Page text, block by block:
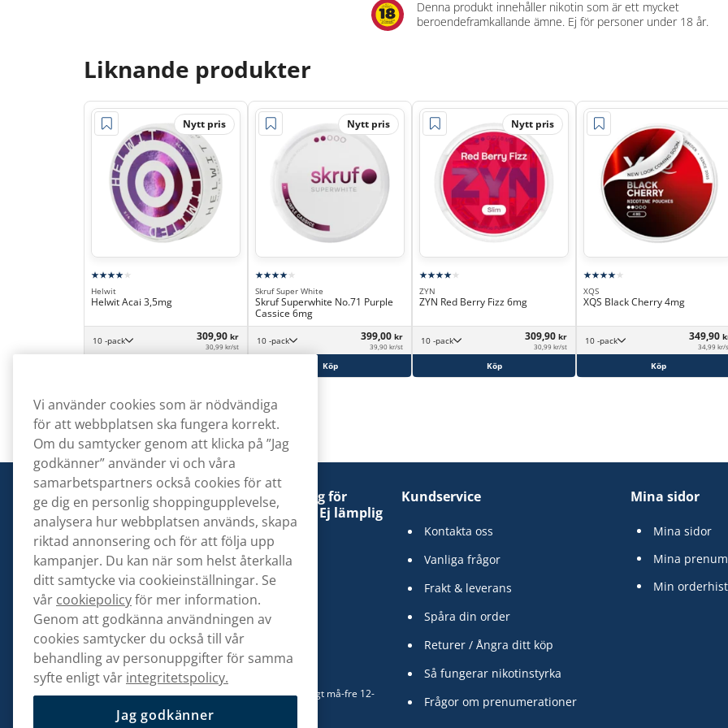
Denna produkt innehåller nikotin som är ett mycket
beroendeframkallande ämne. Ej för personer under 18 år.
Liknande produkter
Nytt pris
Helwit
Helwit Acai 3,5mg
10 -pack 309,90 kr
30,99 kr/st
Nytt pris
Skruf Super White
Skruf Superwhite No.71 Purple
Cassice 6mg
10 -pack 399,00 kr
39,90 kr/st
Köp
Nytt pris
ZYN
ZYN Red Berry Fizz 6mg
10 -pack 309,90 kr
30,99 kr/st
Köp
XQS
XQS Black Cherry 4mg
10 -pack 349,90
34,99 kr/
Köp
Denna tobaksprodukt kan vara skadlig för
hälsan och är beroendeframkallande. Ej lämplig
för personer under 18 år.
Kontakta oss
hej@snusbolaget.se
08 517 910 94
Mån-Tor 8.00-17.00 | Fre 9.00-17.00 | (Lunchstängt må-fre 12-
Kundservice
Kontakta oss
Vanliga frågor
Frakt & leverans
Spåra din order
Returer / Ångra ditt köp
Så fungerar nikotinstyrka
Frågor om prenumerationer
Mina sidor
Mina sidor
Mina
Min
Vi använder cookies som är nödvändiga
för att webbplatsen ska fungera korrekt.
Om du samtycker genom att klicka på ”Jag
godkänner” använder vi och våra
samarbetspartners också cookies för att
ge dig en personlig shoppingupplevelse,
analysera hur webbplatsen används, skapa
riktad annonsering och för att följa upp
kampanjer. Du kan när som helst återkalla
ditt samtycke via cookieinställningar. Se
vår cookiepolicyför mer information.
Genom att godkänna användningen av
cookies samtycker du också till vår
behandling av personuppgifter för samma
syfte enligt vår integritetspolicy.
Jag godkänner